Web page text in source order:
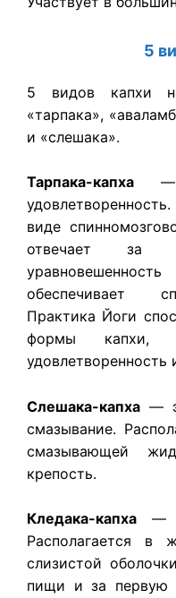
5
5 видов капхи
«тарпака»,
и «слешака».
Тарпака-капха —
виде
отвечает за
обеспечивает
Практика Йоги
формы капхи,
удовлетворенность
Слешака-капха —
смазывание.
смазывающей
крепость.
Кледака-капха —
Располагается в
слизистой
пищи и за первую